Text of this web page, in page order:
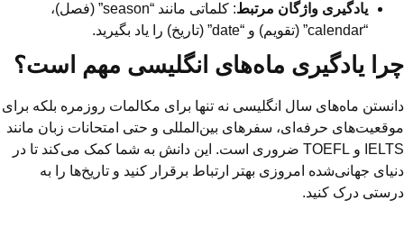
یادگیری واژگان مرتبط
: کلماتی مانند “season” (فصل)،
“calendar” (تقویم) و “date” (تاریخ) را یاد بگیرید.
چرا یادگیری ماه‌های انگلیسی مهم است؟
دانستن ماه‌های سال انگلیسی نه تنها برای مکالمات روزمره بلکه برای
موقعیت‌های حرفه‌ای، سفرهای بین‌المللی و حتی امتحانات زبان مانند
IELTS و TOEFL ضروری است. این دانش به شما کمک می‌کند تا در
دنیای جهانی‌شده امروزی بهتر ارتباط برقرار کنید و تاریخ‌ها را به
درستی درک کنید.